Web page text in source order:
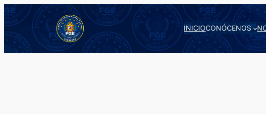
Saltar
al
contenido
INICIOCONÓCENOS